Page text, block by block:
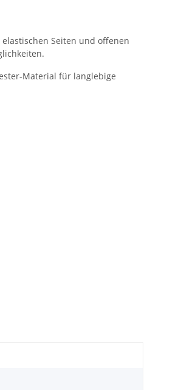
Seiten und offenen
Material für langlebige